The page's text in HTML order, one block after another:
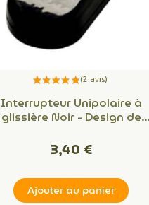
Interrupteur Unipolaire à
glissière Noir - Design de
3,40 €
Ajouter au panier